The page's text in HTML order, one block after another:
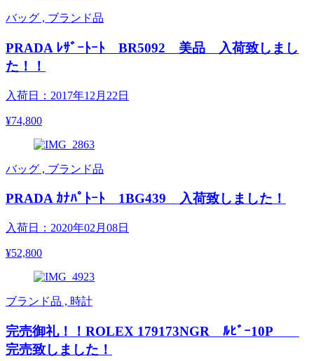
バッグ , ブランド品
PRADA ﾚｻﾞｰﾄｰﾄ BR5092 美品 入荷致しまし
た！！
入荷日：2017年12月22日
¥74,800
バッグ , ブランド品
PRADA ｶﾅﾊﾟﾄｰﾄ 1BG439 入荷致しました！
入荷日：2020年02月08日
¥52,800
ブランド品 , 時計
完売御礼！！ROLEX 179173NGR ﾙﾋﾞｰ10P
完売致しました！